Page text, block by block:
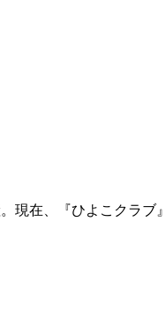
現在、『ひよこクラ